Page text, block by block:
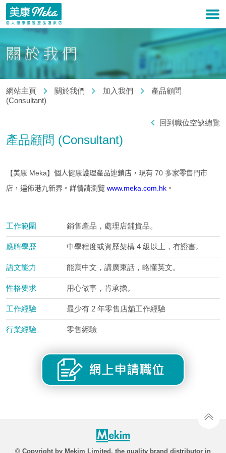
網站主頁 關於我們 加入我們
產品顧問
(Consultant)
回到職位空缺總覽
產品顧問 (Consultant)
【美康 Meka】個人健康護理產品連鎖店，現有 70 多家零售門市
店，遍佈港九新界。詳情請瀏覽 www.meka.com.hk 。
工作範圍 銷售產品，處理店舖貨品。
應聘學歷 中學程度或資歷架構 4 級以上，有證書。
語文能力 能寫中文，講廣東話，略懂英文。
性格要求 用心做事，肯承擔。
工作經驗 最少有 2 年零售店舖工作經驗
行業經驗 零售經驗
© Copyright by Mekim Limited, the quality brand distributor in